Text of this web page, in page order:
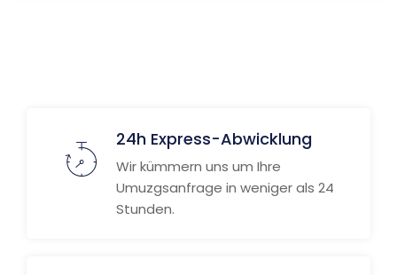
24h Express-Abwicklung
Wir kümmern uns um Ihre
Umuzgsanfrage in weniger als 24
Stunden.